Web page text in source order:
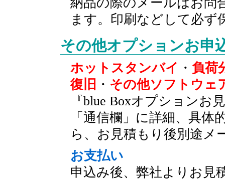
ます。印刷などして必ず
その他オプションお申
ホットスタンバイ ・ 負荷
復旧 ・ その他ソフトウェ
『blue Boxオプションお
「通信欄」に詳細、具
ら、お見積もり後別途メ
お支払い
申込み後、弊社よりお見